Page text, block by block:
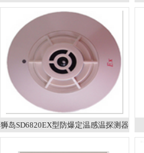
狮岛SD6820EX型防爆定温感温探测器